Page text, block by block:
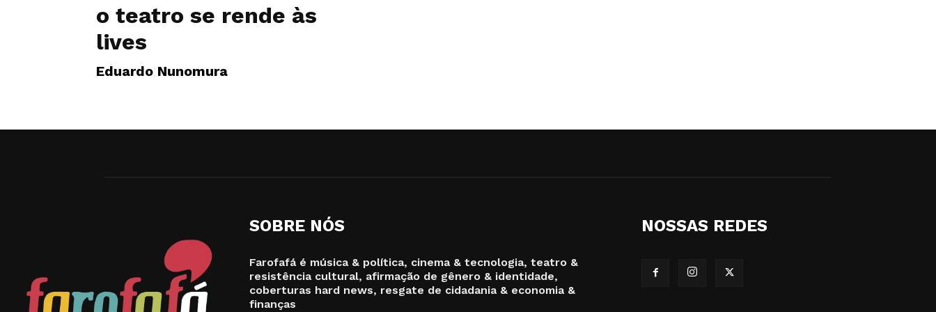
o teatro se rende às
lives
Eduardo Nunomura
SOBRE NÓS
Farofafá é música & política, cinema & tecnologia, teatro &
resistência cultural, afirmação de gênero & identidade,
coberturas hard news, resgate de cidadania & economia &
finanças
NOSSAS REDES